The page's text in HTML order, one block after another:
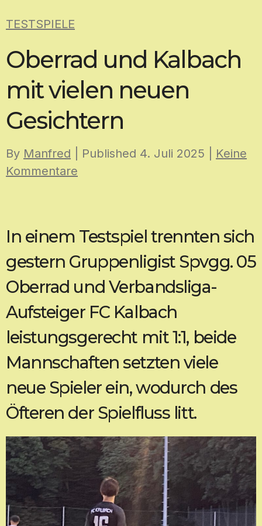
toTESTSPIELE
Oberrad und Kalbach
mit vielen neuen
Gesichtern
By Manfred | Published 4. Juli 2025
Keine
Kommentare
In einem Testspiel trennten sich
gestern Gruppenligist Spvgg. 05
Oberrad und Verbandsliga-
Aufsteiger FC Kalbach
leistungsgerecht mit 1:1, beide
Mannschaften setzten viele
neue Spieler ein, wodurch des
Öfteren der Spielfluss litt.